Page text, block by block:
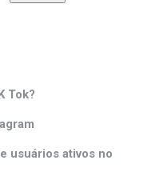
Tok?
usuários ativos no